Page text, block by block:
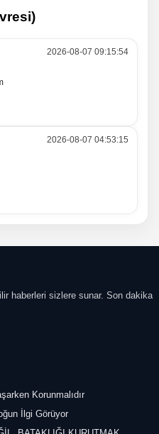
2026-08-07 09:15:54
2026-08-07 04:53:15
haberleri sizlere sunar. Son dakika
Korunmalıdır
İlgi Görüyor